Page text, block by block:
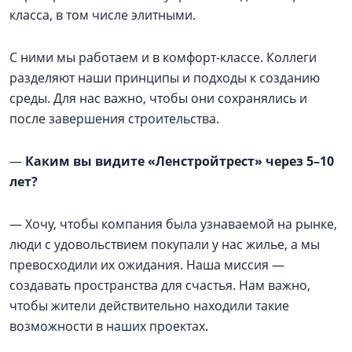
класса, в том числе элитными.
С ними мы работаем и в комфорт-классе. Коллеги
разделяют наши принципы и подходы к созданию
среды. Для нас важно, чтобы они сохранялись и
после завершения строительства.
— Каким вы видите «Ленстройтрест» через 5–10
лет?
— Хочу, чтобы компания была узнаваемой на рынке,
люди с удовольствием покупали у нас жилье, а мы
превосходили их ожидания. Наша миссия —
создавать пространства для счастья. Нам важно,
чтобы жители действительно находили такие
возможности в наших проектах.